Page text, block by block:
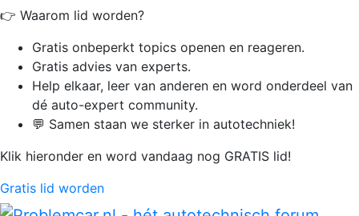
👉 Waarom lid worden?
Gratis onbeperkt topics openen en reageren.
Gratis advies van experts.
Help elkaar, leer van anderen en word onderdeel van
dé auto-expert community.
💬 Samen staan we sterker in autotechniek!
Klik hieronder en word vandaag nog GRATIS lid!
Gratis lid worden